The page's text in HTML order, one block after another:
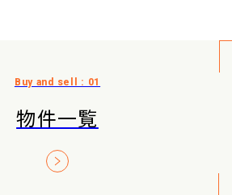
物件一覧